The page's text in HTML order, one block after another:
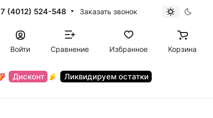
(4012) 524-548 Заказать звонок
Войти Сравнение Избранное Корзина
Дисконт Ликвидируем остатки